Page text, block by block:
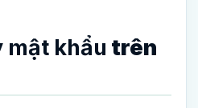
mật khẩu trên